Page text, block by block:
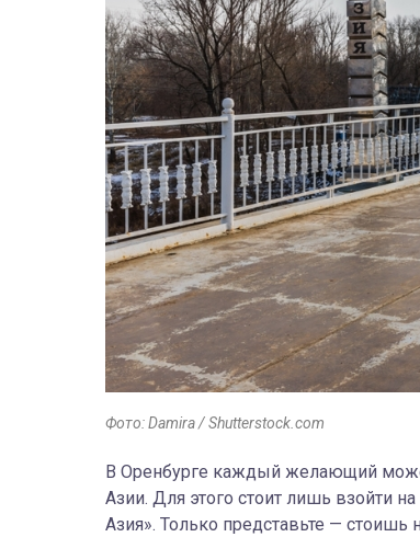
Фото: Damira / Shutterstock.com
В Оренбурге каждый желающий
Азии. Для этого стоит лишь взойти
Азия». Только представьте — стоишь